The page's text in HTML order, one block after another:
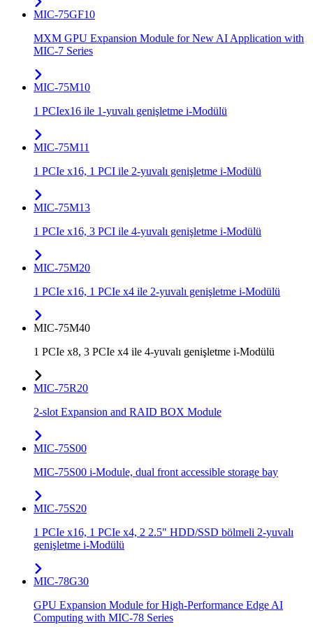
MIC-75GF10
MXM GPU Expansion Module for New AI Application with
MIC-7 Series
MIC-75M10
1 PCIex16 ile 1-yuvalı genişletme i-Modülü
MIC-75M11
1 PCIe x16, 1 PCI ile 2-yuvalı genişletme i-Modülü
MIC-75M13
1 PCIe x16, 3 PCI ile 4-yuvalı genişletme i-Modülü
MIC-75M20
1 PCIe x16, 1 PCIe x4 ile 2-yuvalı genişletme i-Modülü
MIC-75M40
1 PCIe x8, 3 PCIe x4 ile 4-yuvalı genişletme i-Modülü
MIC-75R20
2-slot Expansion and RAID BOX Module
MIC-75S00
MIC-75S00 i-Module, dual front accessible storage bay
MIC-75S20
1 PCIe x16, 1 PCIe x4, 2 2.5" HDD/SSD bölmeli 2-yuvalı
genişletme i-Modülü
MIC-78G30
GPU Expansion Module for High-Performance Edge AI
Computing with MIC-78 Series